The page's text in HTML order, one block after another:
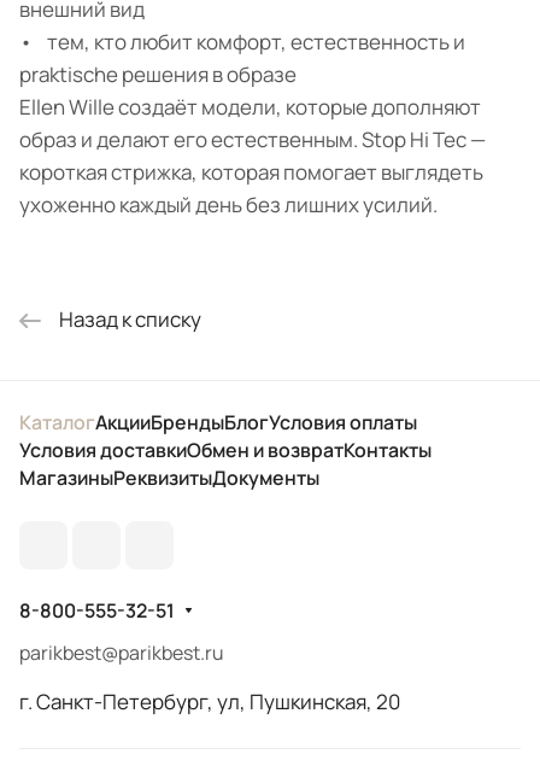
внешний вид
• тем, кто любит комфорт, естественность и
praktische решения в образе
Ellen Wille создаёт модели, которые дополняют
образ и делают его естественным. Stop Hi Tec —
короткая стрижка, которая помогает выглядеть
ухоженно каждый день без лишних усилий.
Назад к списку
КаталогАкцииБрендыБлогУсловия оплаты
Условия доставкиОбмен и возвратКонтакты
МагазиныРеквизитыДокументы
8-800-555-32-51
parikbest@parikbest.ru
г. Санкт-Петербург, ул, Пушкинская, 20